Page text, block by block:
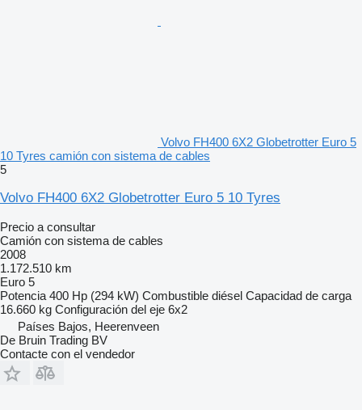
Volvo FH400 6X2 Globetrotter Euro 5
10 Tyres camión con sistema de cables
5
Volvo FH400 6X2 Globetrotter Euro 5 10 Tyres
Precio a consultar
Camión con sistema de cables
2008
1.172.510 km
Euro 5
Potencia 400 Hp (294 kW) Combustible diésel Capacidad de carga
16.660 kg Configuración del eje 6x2
Países Bajos, Heerenveen
De Bruin Trading BV
Contacte con el vendedor